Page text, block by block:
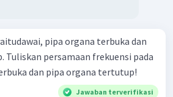
pipa organa terbuka dan
persamaan frekuensi pada
dan pipa organa tertutup!
Jawaban terverifikasi